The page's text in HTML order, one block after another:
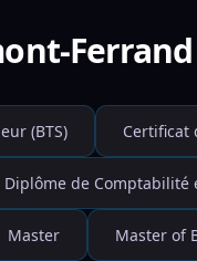
Ferrand
(BTS) Certificat
Diplôme de Comptabilité
Master Master of